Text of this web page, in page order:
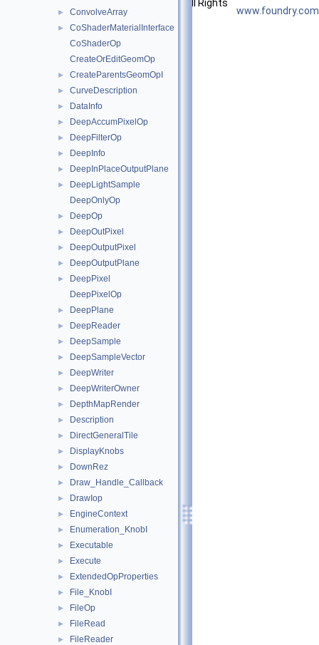
► ConvolveArray
►
CoShaderMaterialInterface
CoShaderOp
CreateOrEditGeomOp
► CreateParentsGeomOpI
► CurveDescription
► DataInfo
► DeepAccumPixelOp
► DeepFilterOp
► DeepInfo
► DeepInPlaceOutputPlane
►
DeepLightSample
DeepOnlyOp
► DeepOp
► DeepOutPixel
► DeepOutputPixel
► DeepOutputPlane
►
DeepPixel
DeepPixelOp
► DeepPlane
► DeepReader
► DeepSample
► DeepSampleVector
► DeepWriter
► DeepWriterOwner
► DepthMapRender
► Description
► DirectGeneralTile
► DisplayKnobs
► DownRez
► Draw_Handle_Callback
► DrawIop
► EngineContext
► Enumeration_KnobI
► Executable
► Execute
► ExtendedOpProperties
► File_KnobI
► FileOp
► FileRead
► FileReader
©2026 The Foundry Visionmongers, Ltd. All Rights
www.foundry.com